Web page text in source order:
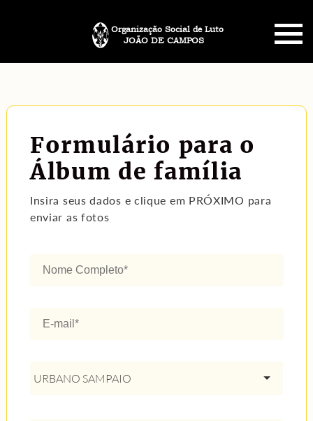
JOÃO DE CAMPOS
Organização Social de Luto
PLANO FUNERÁRIO
NECROLOGIA
MENSAGENS
Formulário para o
Álbum de família
Insira seus dados e clique em PRÓXIMO para
enviar as fotos
URBANO SAMPAIO